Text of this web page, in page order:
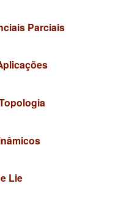
Parciais
Lie